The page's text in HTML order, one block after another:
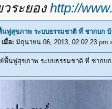
วระยอง http://
นฟูสุขภาพ ระบบธรรมชาติ ที่ ชากบก บ้
มื่อ: มิถุนายน 06, 2013, 02:02:23 pm
ฟื้นฟูสุขภาพ ระบบธรรมชาติ ที่ ชากบ